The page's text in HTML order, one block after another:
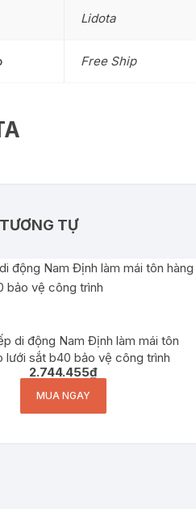
Lidota
Free Ship
TỰ
di động Nam Định làm mái tôn
lưới sắt b40 bảo vệ công trình
2.744.455₫
MUA NGAY